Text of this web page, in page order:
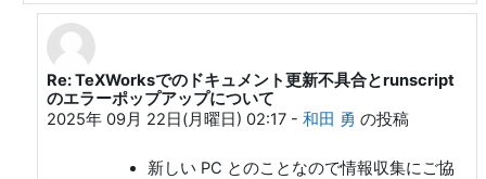
F Roco への返信
Re: TeXWorksでのドキュメント更新不具合とrunscript
のエラーポップアップについて
2025年 09月 22日(月曜日) 02:17- 和田 勇 の投稿
新しい PC とのことなので情報収集にご協